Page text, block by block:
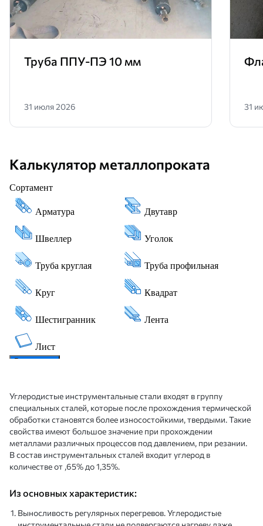
Труба ППУ-ПЭ 10 мм
31 июля 2026 31
Калькулятор металлопроката
Углеродистые инструментальные стали входят в группу
специальных сталей, которые после прохождения термической
обработки становятся более износостойкими, твердыми. Такие
свойства имеют большое значение при прохождении
металлами различных процессов под давлением, при резании.
В состав инструментальных сталей входит углерод в
количестве от ,65% до 1,35%.
Из основных характеристик:
Выносливость регулярных перегревов. Углеродистые